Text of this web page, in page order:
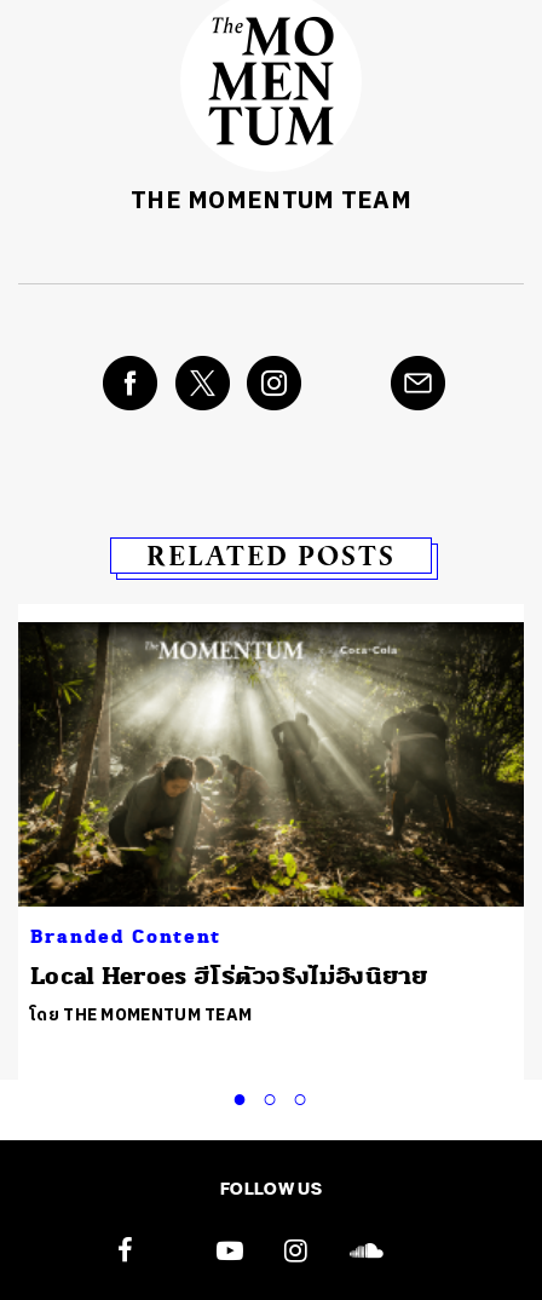
THE MOMENTUM TEAM
RELATED POSTS
Branded Content
Local Heroes ฮีโร่ตัวจริงไม่อิงนิยาย
โดย THE MOMENTUM TEAM
FOLLOW US